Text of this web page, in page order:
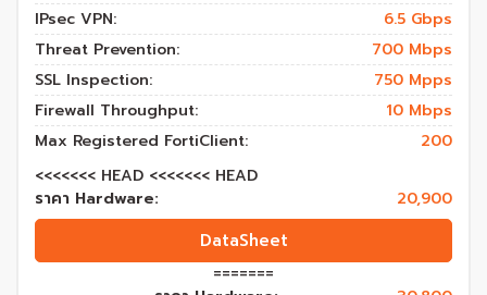
IPsec VPN:
6.5 Gbps
Threat Prevention:
700 Mbps
SSL Inspection:
750 Mpps
Firewall Throughput:
10 Mbps
Max Registered FortiClient:
200
<<<<<<< HEAD <<<<<<< HEAD
ราคา Hardware:
20,900
DataSheet
=======